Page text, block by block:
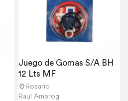
Juego de Gomas S/A BH
12 Lts MF
Rosario
Raul Ambrogi